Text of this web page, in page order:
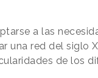
a las
una red del siglo
de los